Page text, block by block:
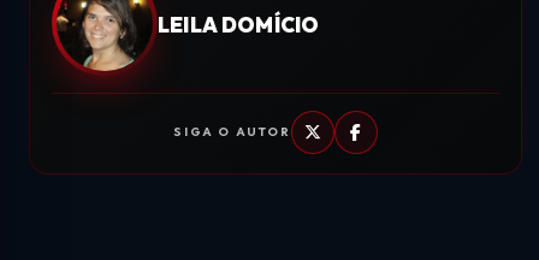
LEILA DOMÍCIO
SIGA O AUTOR